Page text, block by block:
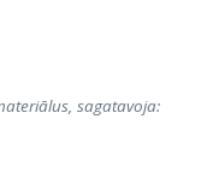
sagatavoja: